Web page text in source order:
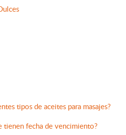
tipos de aceites para masajes?
tienen fecha de vencimiento?